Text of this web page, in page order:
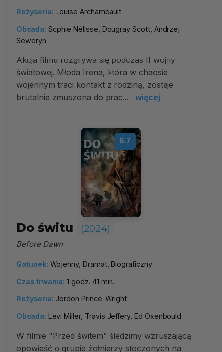
Reżyseria: Louise Archambault
Obsada: Sophie Nélisse, Dougray Scott, Andrzej
Seweryn
Akcja filmu rozgrywa się podczas II wojny
światowej. Młoda Irena, która w chaosie
wojennym traci kontakt z rodziną, zostaje
brutalnie zmuszona do prac...
więcej
6.7
Do świtu (2024)
Before Dawn
Gatunek: Wojenny, Dramat, Biograficzny
Czas trwania: 1 godz. 41 min.
Reżyseria: Jordon Prince-Wright
Obsada: Levi Miller, Travis Jeffery, Ed Oxenbould
W filmie "Przed świtem" śledzimy wzruszającą
opowieść o grupie żołnierzy stoczonych na